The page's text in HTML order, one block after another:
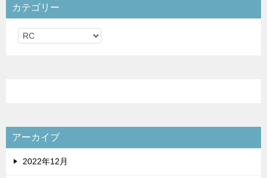
カテゴリー
カ
アーカイブ
2022年12月